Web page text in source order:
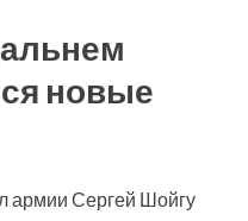
новые
армии Сергей Шойгу